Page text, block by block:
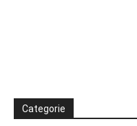
Categorie